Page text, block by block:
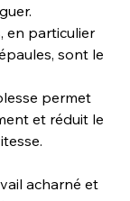
en particulier
sont le
permet
et réduit le
acharné et